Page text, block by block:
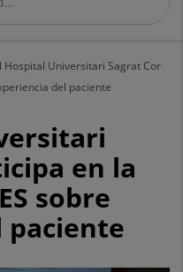
Hospital Universitari Sagrat Cor
del paciente
en la
sobre
paciente